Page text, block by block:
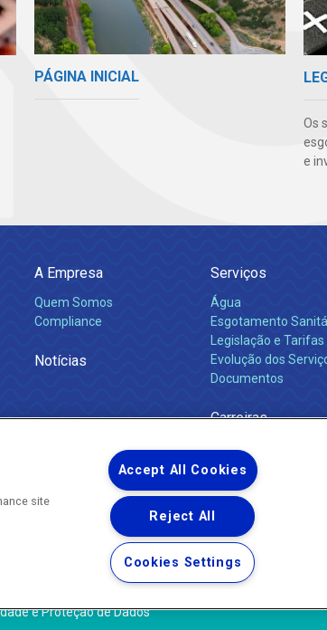
PÁGINA INICIAL
Os
e
A Empresa
Quem Somos
Compliance
Notícias
Serviços
Água
Esgotamento
Legislação e Tarifas
Evolução dos
Documentos
Carreiras
® 2026 - Todos os Direitos Reservados.
e Proteção de Dados
site
Accept All Cookies
Reject All
Cookies Settings